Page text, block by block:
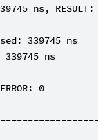
ns, RESULT:
339745 ns
339745 ns
0